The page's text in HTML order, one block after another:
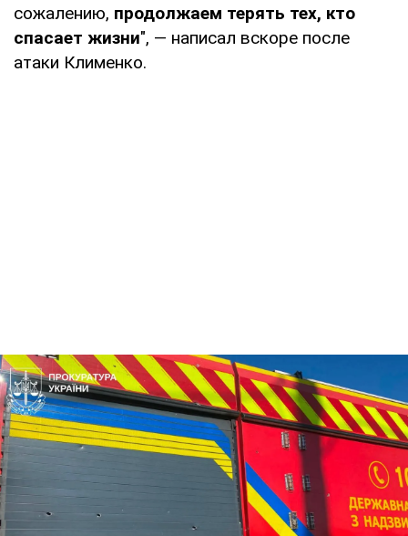
сожалению, продолжаем терять тех, кто
спасает жизни", — написал вскоре после
атаки Клименко.